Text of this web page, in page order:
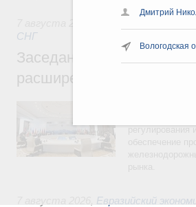
Дмитрий
Вологодская
СНГ
Заседание
расширенном составе
Евразийский